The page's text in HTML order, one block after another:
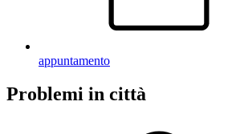
appuntamento
Problemi in città